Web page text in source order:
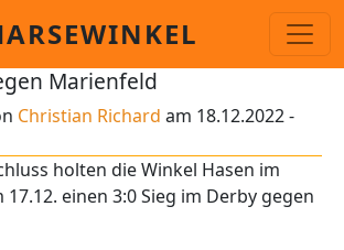
Marienfeld
Christian Richard am 18.12.2022 -
holten die Winkel Hasen im
17.12. einen 3:0 Sieg im Derby gegen